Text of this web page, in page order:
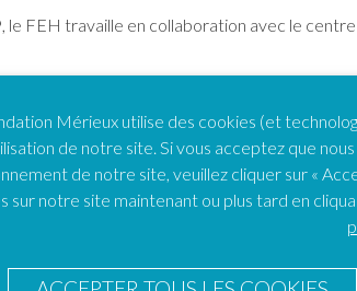
le FEH travaille en collaboration avec le
Coordinatrice du
Mérieux utilise des cookies (et
de notre site. Si vous acceptez que
de notre site, veuillez cliquer sur «
sur notre site maintenant ou plus tard en